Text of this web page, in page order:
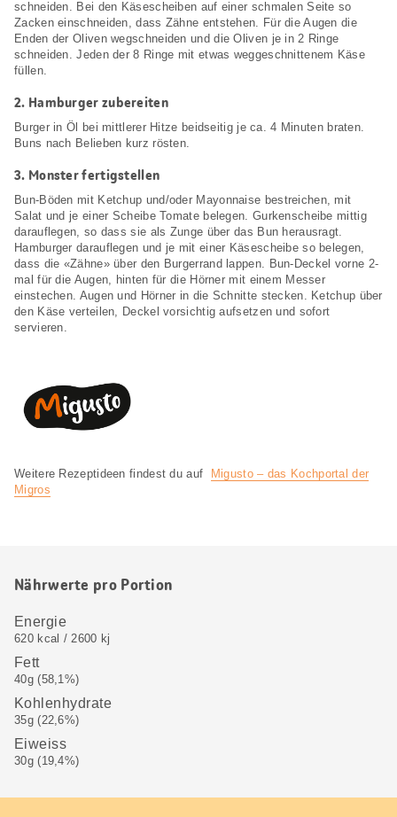
schneiden. Bei den Käsescheiben auf einer schmalen Seite so
Zacken einschneiden, dass Zähne entstehen. Für die Augen die
Enden der Oliven wegschneiden und die Oliven je in 2 Ringe
schneiden. Jeden der 8 Ringe mit etwas weggeschnittenem Käse
füllen.
2. Hamburger zubereiten
Burger in Öl bei mittlerer Hitze beidseitig je ca. 4 Minuten braten.
Buns nach Belieben kurz rösten.
3. Monster fertigstellen
Bun-Böden mit Ketchup und/oder Mayonnaise bestreichen, mit
Salat und je einer Scheibe Tomate belegen. Gurkenscheibe mittig
darauflegen, so dass sie als Zunge über das Bun herausragt.
Hamburger darauflegen und je mit einer Käsescheibe so belegen,
dass die «Zähne» über den Burgerrand lappen. Bun-Deckel vorne 2-
mal für die Augen, hinten für die Hörner mit einem Messer
einstechen. Augen und Hörner in die Schnitte stecken. Ketchup über
den Käse verteilen, Deckel vorsichtig aufsetzen und sofort
servieren.
Weitere Rezeptideen findest du auf
Migusto – das Kochportal der
Migros
Nährwerte pro Portion
Energie
620 kcal / 2600 kj
Fett
40g (58,1%)
Kohlenhydrate
35g (22,6%)
Eiweiss
30g (19,4%)